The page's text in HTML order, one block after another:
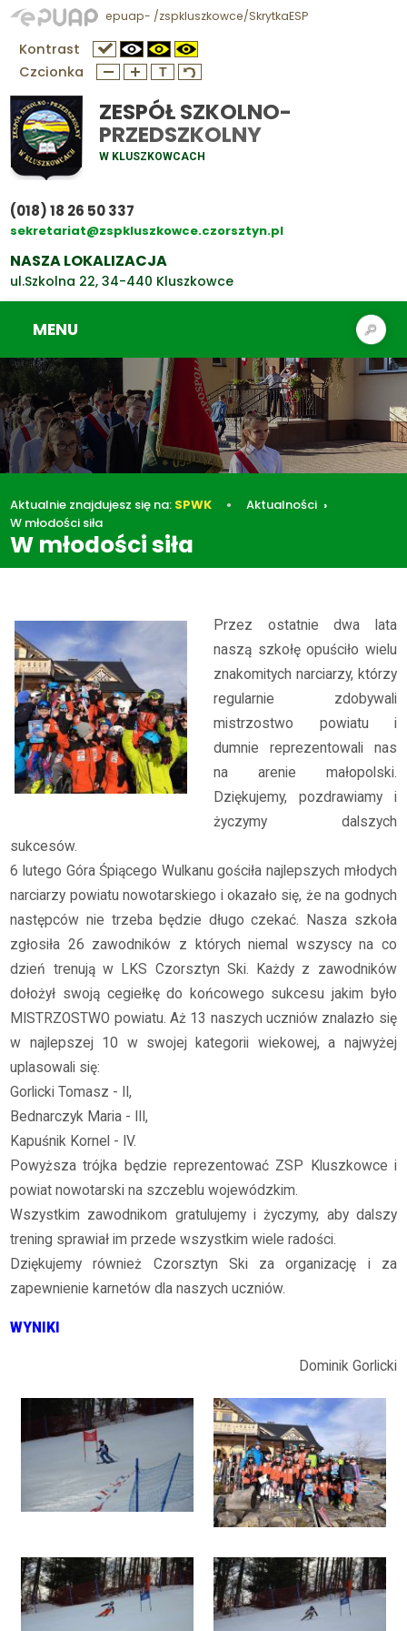
epuap- /zspkluszkowce/SkrytkaESP
Kontrast
Czcionka
ZESPÓŁ SZKOLNO-
PRZEDSZKOLNY
W KLUSZKOWCACH
(018) 18 26 50 337
sekretariat@zspkluszkowce.czorsztyn.pl
NASZA LOKALIZACJA
ul.Szkolna 22, 34-440 Kluszkowce
Aktualnie znajdujesz się na: SPWK
Aktualności
W młodości siła
W młodości siła
MENU
Przez ostatnie dwa lata
naszą szkołę opuściło wielu
znakomitych narciarzy, którzy
regularnie zdobywali
mistrzostwo powiatu i
dumnie reprezentowali nas
na arenie małopolski.
Dziękujemy, pozdrawiamy i
życzymy dalszych
sukcesów.
6 lutego Góra Śpiącego Wulkanu gościła najlepszych młodych
narciarzy powiatu nowotarskiego i okazało się, że na godnych
następców nie trzeba będzie długo czekać. Nasza szkoła
zgłosiła 26 zawodników z których niemal wszyscy na co
dzień trenują w LKS Czorsztyn Ski. Każdy z zawodników
dołożył swoją cegiełkę do końcowego sukcesu jakim było
MISTRZOSTWO powiatu. Aż 13 naszych uczniów znalazło się
w najlepszej 10 w swojej kategorii wiekowej, a najwyżej
uplasowali się:
Gorlicki Tomasz - II,
Bednarczyk Maria - III,
Kapuśnik Kornel - IV.
Powyższa trójka będzie reprezentować ZSP Kluszkowce i
powiat nowotarski na szczeblu wojewódzkim.
Wszystkim zawodnikom gratulujemy i życzymy, aby dalszy
trening sprawiał im przede wszystkim wiele radości.
Dziękujemy również Czorsztyn Ski za organizację i za
zapewnienie karnetów dla naszych uczniów.
WYNIKI
Dominik Gorlicki